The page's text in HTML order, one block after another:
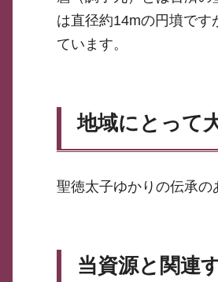
は直径約14mの円墳で
ています。
地域にとって
聖徳太子ゆかりの伝承の
当資源と関連